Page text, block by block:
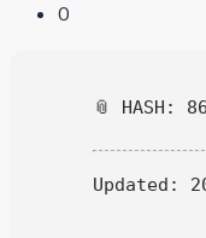
0
📎 HASH:
Updated: